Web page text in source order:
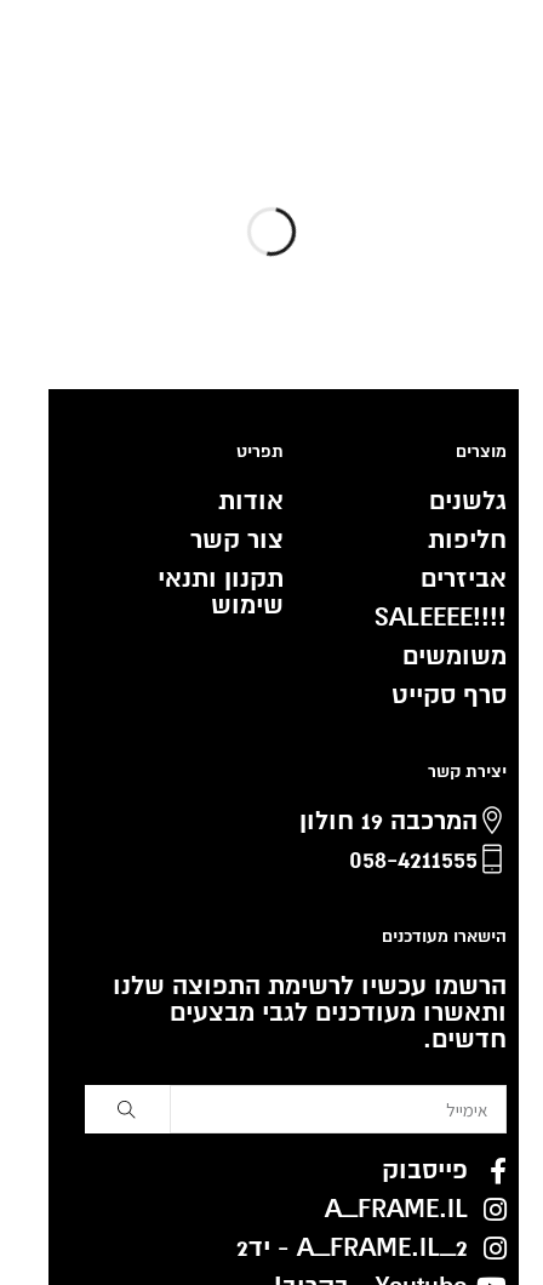
מוצרים
גלשנים
חליפות
אביזרים
!!!!SALEEEE
משומשים
סרף סקייט
תפריט
אודות
צור קשר
תקנון ותנאי
שימוש
יצירת קשר
המרכבה 19 חולון
058-4211555
הישארו מעודכנים
הרשמו עכשיו לרשימת התפוצה שלנו
ותאשרו מעודכנים לגבי מבצעים
חדשים.
פייסבוק
A_FRAME.IL
A_FRAME.IL_2 - יד2